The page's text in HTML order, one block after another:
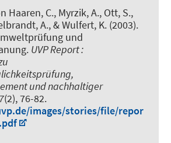
Haaren, C., Myrzik, A., Ott, S.,
A., & Wulfert, K. (2003).
und
. UVP Report :
und nachhaltiger
(2), 76-82.
images/stories/file/repor